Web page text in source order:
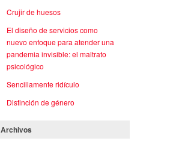
Crujir de huesos
El diseño de servicios como
nuevo enfoque para atender una
pandemia invisible: el maltrato
psicológico
Sencillamente ridículo
Distinción de género
Archivos